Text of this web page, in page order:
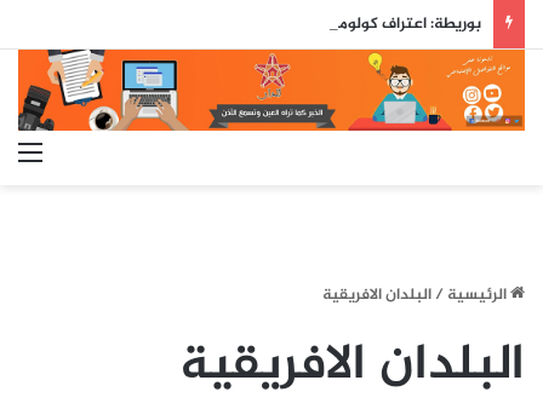
الرئيسية/البلدان الافريقية
البلدان الافريقية